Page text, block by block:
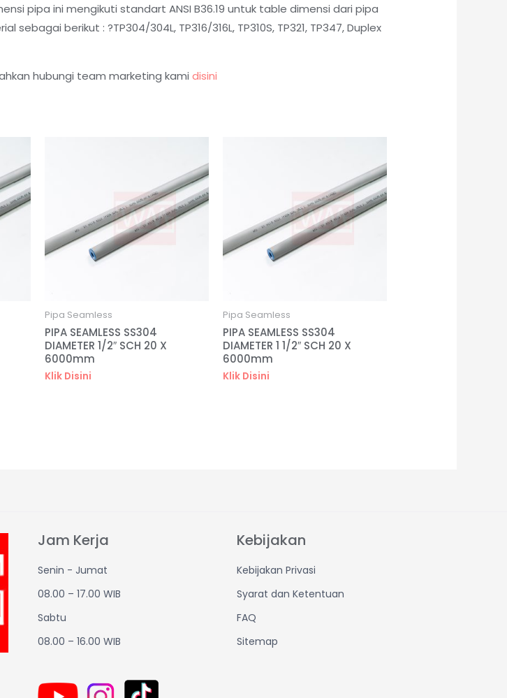
pipa ini mengikuti standart ANSI B36.19 untuk table dimensi dari pipa
berikut : ?TP304/304L, TP316/316L, TP310S, TP321, TP347, Duplex
hubungi team marketing kamidisini
Pipa Seamless
PIPA SEAMLESS SS304
DIAMETER 1/2″ SCH 20 X
6000mm
Klik Disini
Pipa Seamless
PIPA SEAMLESS SS304
DIAMETER 1 1/2″ SCH 20 X
6000mm
Klik Disini
Jam Kerja
Senin - Jumat
08.00 – 17.00 WIB
Sabtu
08.00 – 16.00 WIB
Kebijakan
Kebijakan Privasi
Syarat dan Ketentuan
FAQ
Sitemap